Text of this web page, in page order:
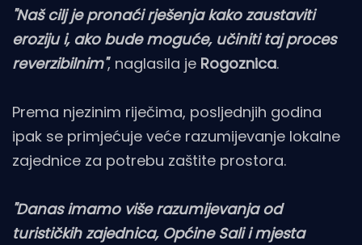
"Naš cilj je pronaći rješenja kako zaustaviti
eroziju i, ako bude moguće, učiniti taj proces
reverzibilnim", naglasila je Rogoznica.
Prema njezinim riječima, posljednjih godina
ipak se primjećuje veće razumijevanje lokalne
zajednice za potrebu zaštite prostora.
"Danas imamo više razumijevanja od
turističkih zajednica, Općine Sali i mjesta